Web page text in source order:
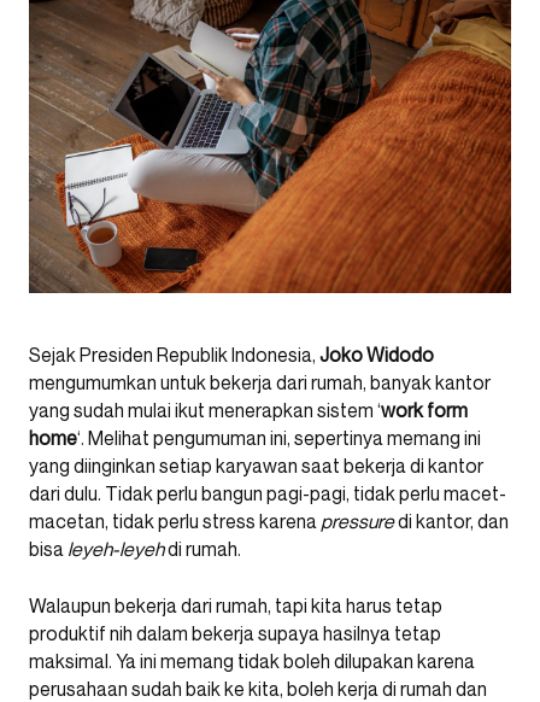
Sejak Presiden Republik Indonesia, Joko Widodo
mengumumkan untuk bekerja dari rumah, banyak kantor
yang sudah mulai ikut menerapkan sistem ‘work form
home‘. Melihat pengumuman ini, sepertinya memang ini
yang diinginkan setiap karyawan saat bekerja di kantor
dari dulu. Tidak perlu bangun pagi-pagi, tidak perlu macet-
macetan, tidak perlu stress karena pressuredi kantor, dan
bisa leyeh-leyehdi rumah.
Walaupun bekerja dari rumah, tapi kita harus tetap
produktif nih dalam bekerja supaya hasilnya tetap
maksimal. Ya ini memang tidak boleh dilupakan karena
perusahaan sudah baik ke kita, boleh kerja di rumah dan